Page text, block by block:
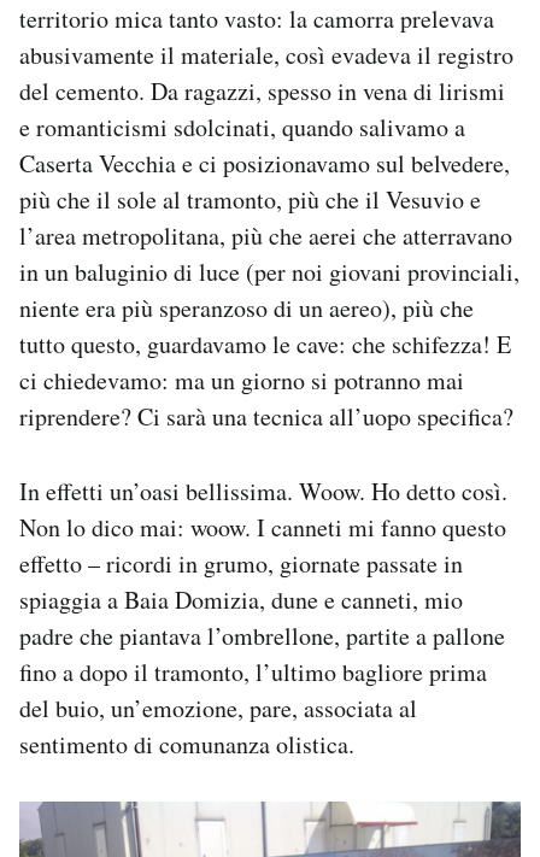
territorio mica tanto vasto: la camorra prelevava
abusivamente il materiale, così evadeva il registro
del cemento. Da ragazzi, spesso in vena di lirismi
e romanticismi sdolcinati, quando salivamo a
Caserta Vecchia e ci posizionavamo sul belvedere,
più che il sole al tramonto, più che il Vesuvio e
l’area metropolitana, più che aerei che atterravano
in un baluginio di luce (per noi giovani provinciali,
niente era più speranzoso di un aereo), più che
tutto questo, guardavamo le cave: che schifezza! E
ci chiedevamo: ma un giorno si potranno mai
riprendere? Ci sarà una tecnica all’uopo specifica?
In effetti un’oasi bellissima. Woow. Ho detto così.
Non lo dico mai: woow. I canneti mi fanno questo
effetto – ricordi in grumo, giornate passate in
spiaggia a Baia Domizia, dune e canneti, mio
padre che piantava l’ombrellone, partite a pallone
fino a dopo il tramonto, l’ultimo bagliore prima
del buio, un’emozione, pare, associata al
sentimento di comunanza olistica.